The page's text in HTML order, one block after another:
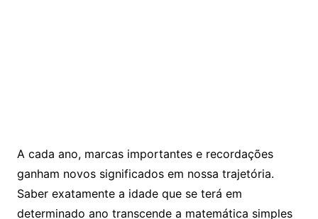
A cada ano, marcas importantes e recordações
ganham novos significados em nossa trajetória.
Saber exatamente a idade que se terá em
determinado ano transcende a matemática simples